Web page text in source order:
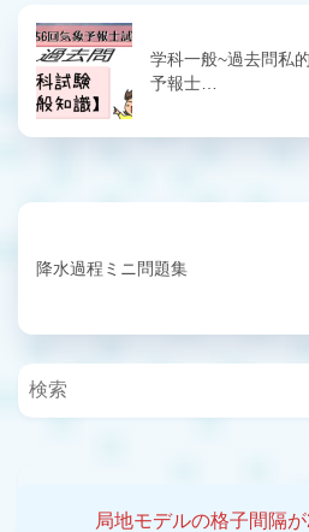
学科一般~過去問私
予報士…
降水過程ミニ問題集
局地モデルの格子間隔